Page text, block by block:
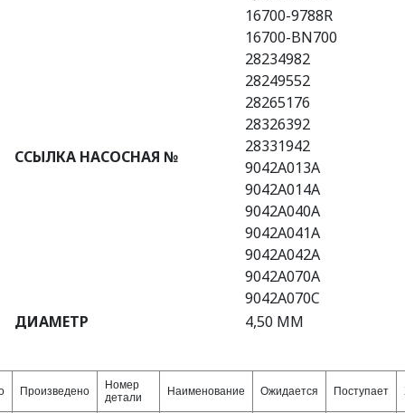
ССЫЛКА НАСОСНАЯ №
16700-9788R
16700-BN700
28234982
28249552
28265176
28326392
28331942
9042A013A
9042A014A
9042A040A
9042A041A
9042A042A
9042A070A
9042A070C
ДИАМЕТР
4,50 MM
Произведено
Номер
детали
Наименование Ожидается Поступает